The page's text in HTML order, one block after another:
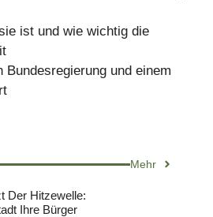
ist und wie wichtig die
Bundesregierung und einem
Mehr
Der Hitzewelle:
Ihre Bürger